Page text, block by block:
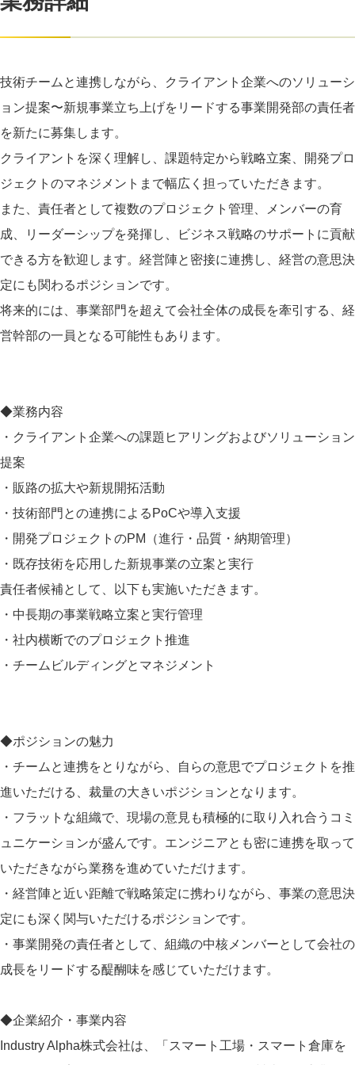
技術チームと連携しながら、クライアント企業へのソリューシ
ョン提案〜新規事業立ち上げをリードする事業開発部の責任者
を新たに募集します。
クライアントを深く理解し、課題特定から戦略立案、開発プロ
ジェクトのマネジメントまで幅広く担っていただきます。
また、責任者として複数のプロジェクト管理、メンバーの育
成、リーダーシップを発揮し、ビジネス戦略のサポートに貢献
できる方を歓迎します。経営陣と密接に連携し、経営の意思決
定にも関わるポジションです。
将来的には、事業部門を超えて会社全体の成長を牽引する、経
営幹部の一員となる可能性もあります。
◆業務内容
・クライアント企業への課題ヒアリングおよびソリューション
提案
・販路の拡大や新規開拓活動
・技術部門との連携によるPoCや導入支援
・開発プロジェクトのPM（進行・品質・納期管理）
・既存技術を応用した新規事業の立案と実行
責任者候補として、以下も実施いただきます。
・中長期の事業戦略立案と実行管理
・社内横断でのプロジェクト推進
・チームビルディングとマネジメント
◆ポジションの魅力
・チームと連携をとりながら、自らの意思でプロジェクトを推
進いただける、裁量の大きいポジションとなります。
・フラットな組織で、現場の意見も積極的に取り入れ合うコミ
ュニケーションが盛んです。エンジニアとも密に連携を取って
いただきながら業務を進めていただけます。
・経営陣と近い距離で戦略策定に携わりながら、事業の意思決
定にも深く関与いただけるポジションです。
・事業開発の責任者として、組織の中核メンバーとして会社の
成長をリードする醍醐味を感じていただけます。
◆企業紹介・事業内容
Industry Alpha株式会社は、「スマート工場・スマート倉庫を